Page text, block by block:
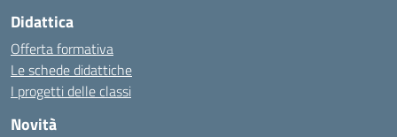
Didattica
Offerta formativa
Le schede didattiche
I progetti delle classi
Novità